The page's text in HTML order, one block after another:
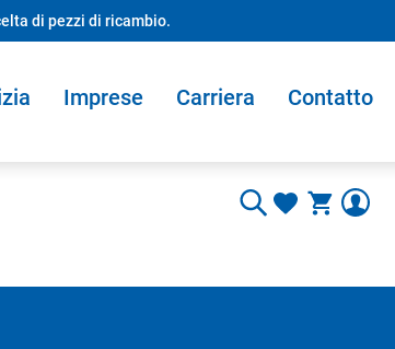
di pezzi di ricambio.
Imprese Carriera Contatto